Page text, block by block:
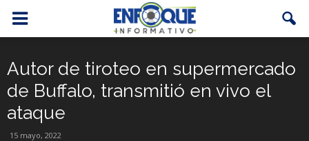
Autor de tiroteo en supermercado
de Buffalo, transmitió en vivo el
ataque
15 mayo, 2022